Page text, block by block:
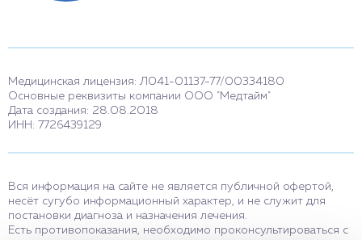
Медицинская лицензия: Л041-01137-77/00334180
Основные реквизиты компании ООО "Медтайм"
Дата создания: 28.08.2018
ИНН: 7726439129
Вся информация на сайте не является публичной офертой,
несёт сугубо информационный характер, и не служит для
постановки диагноза и назначения лечения.
Есть противопоказания, необходимо проконсультироваться с